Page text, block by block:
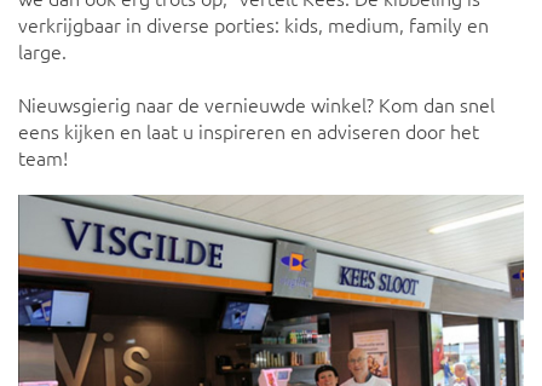
verkrijgbaar in diverse porties: kids, medium, family en
large.
Nieuwsgierig naar de vernieuwde winkel? Kom dan snel
eens kijken en laat u inspireren en adviseren door het
team!